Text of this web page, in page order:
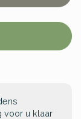
voor u klaar